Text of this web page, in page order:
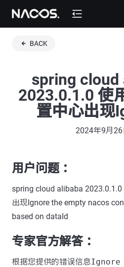
BACK
spring cloud
2023.0.1.0 使
置中心出现
2024年9月26
用户问题 ：
spring cloud alibaba
出现Ignore the empty nacos
based on dataId
专家官方解答 ：
根据您提供的错误信息Ignore